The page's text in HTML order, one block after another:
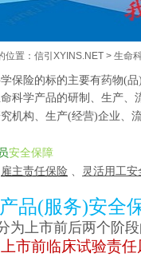
位置： 信引XYINS.NET > 生命
保险的标的主要有药物(品
科学产品的研制、生产
机构、生产(经营)企业、
安全保障
雇主责任保险 、 灵活用工
品(服务)安全
为上市前后两个阶
市前临床试验责